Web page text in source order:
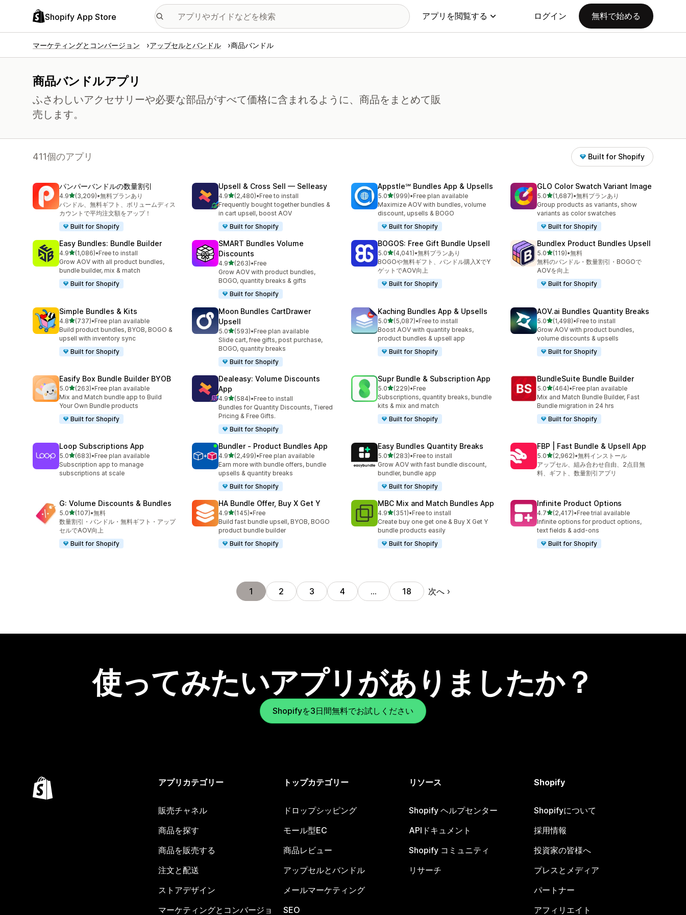
Shopify App Store アプリを閲覧する ログイン 無料で始める
マーケティングとコンバージョン アップセルとバンドル 商品バンドル
商品バンドルアプリ
ふさわしいアクセサリーや必要な部品がすべて価格に含まれるように、商品をまとめて販
売します。
411個のアプリ Built for Shopify
パンパーバンドルの数量割引
4.95つ星中
(3,209)
合計レビュー数：3209件
•無料プランあり
バンドル、無料ギフト、ボリュームディス
カウントで平均注文額をアップ！
Built for Shopify
Upsell & Cross Sell — Selleasy
4.95つ星中
(2,480)
合計レビュー数：2480件
•Free to install
Frequently bought together bundles &
in cart upsell, boost AOV
Built for Shopify
Appstle℠ Bundles App & Upsells
5.05つ星中
(999)
合計レビュー数：999件
•Free plan available
Maximize AOV with bundles, volume
discount, upsells & BOGO
Built for Shopify
GLO Color Swatch Variant Image
5.05つ星中
(1,687)
合計レビュー数：1687件
•無料プランあり
Group products as variants, show
variants as color swatches
Built for Shopify
Easy Bundles: Bundle Builder
4.95つ星中
(1,086)
合計レビュー数：1086件
•Free to install
Grow AOV with all product bundles,
bundle builder, mix & match
Built for Shopify
SMART Bundles Volume
Discounts
4.95つ星中
(263)
合計レビュー数：263件
•Free
Grow AOV with product bundles,
BOGO, quantity breaks & gifts
Built for Shopify
BOGOS: Free Gift Bundle Upsell
5.05つ星中
(4,041)
合計レビュー数：4041件
•無料プランあり
BOGOや無料ギフト、バンドル購入XでY
ゲットでAOV向上
Built for Shopify
Bundlex Product Bundles Upsell
5.05つ星中
(119)
合計レビュー数：119件
•無料
無料のバンドル・数量割引・BOGOで
AOVを向上
Built for Shopify
Simple Bundles & Kits
4.85つ星中
(737)
合計レビュー数：737件
•Free plan available
Build product bundles, BYOB, BOGO &
upsell with inventory sync
Built for Shopify
Moon Bundles CartDrawer
Upsell
5.05つ星中
(593)
合計レビュー数：593件
•Free plan available
Slide cart, free gifts, post purchase,
BOGO, quantity breaks
Built for Shopify
Kaching Bundles App & Upsells
5.05つ星中
(5,087)
合計レビュー数：5087件
•Free to install
Boost AOV with quantity breaks,
product bundles & upsell app
Built for Shopify
AOV.ai Bundles Quantity Breaks
5.05つ星中
(1,498)
合計レビュー数：1498件
•Free to install
Grow AOV with product bundles,
volume discounts & upsells
Built for Shopify
Easify Box Bundle Builder BYOB
5.05つ星中
(263)
合計レビュー数：263件
•Free plan available
Mix and Match bundle app to Build
Your Own Bundle products
Built for Shopify
Dealeasy: Volume Discounts
App
4.95つ星中
(584)
合計レビュー数：584件
•Free to install
Bundles for Quantity Discounts, Tiered
Pricing & Free Gifts.
Built for Shopify
Supr Bundle & Subscription App
5.05つ星中
(229)
合計レビュー数：229件
•Free
Subscriptions, quantity breaks, bundle
kits & mix and match
Built for Shopify
BundleSuite Bundle Builder
5.05つ星中
(464)
合計レビュー数：464件
•Free plan available
Mix and Match Bundle Builder, Fast
Bundle migration in 24 hrs
Built for Shopify
Loop Subscriptions App
5.05つ星中
(683)
合計レビュー数：683件
•Free plan available
Subscription app to manage
subscriptions at scale
Bundler ‑ Product Bundles App
4.95つ星中
(2,499)
合計レビュー数：2499件
•Free plan available
Earn more with bundle offers, bundle
upsells & quantity breaks
Built for Shopify
Easy Bundles Quantity Breaks
5.05つ星中
(283)
合計レビュー数：283件
•Free to install
Grow AOV with fast bundle discount,
bundler, bundle app
Built for Shopify
FBP | Fast Bundle & Upsell App
5.05つ星中
(2,962)
合計レビュー数：2962件
•無料インストール
アップセル、組み合わせ自由、2点目無
料、ギフト、数量割引アプリ
G: Volume Discounts & Bundles
5.05つ星中
(107)
合計レビュー数：107件
•無料
数量割引・バンドル・無料ギフト・アップ
セルでAOV向上
Built for Shopify
HA Bundle Offer, Buy X Get Y
4.95つ星中
(145)
合計レビュー数：145件
•Free
Build fast bundle upsell, BYOB, BOGO
product bundle builder
Built for Shopify
MBC Mix and Match Bundles App
4.95つ星中
(351)
合計レビュー数：351件
•Free to install
Create buy one get one & Buy X Get Y
bundle products easily
Built for Shopify
Infinite Product Options
4.75つ星中
(2,417)
合計レビュー数：2417件
•Free trial available
Infinite options for product options,
text fields & add-ons
Built for Shopify
1 2 3 4 … 18 次へ
使ってみたいアプリがありましたか？
Shopifyを3日間無料でお試しください
アプリカテゴリー
販売チャネル
商品を探す
商品を販売する
注文と配送
ストアデザイン
マーケティングとコンバージョ
トップカテゴリー
ドロップシッピング
モール型EC
商品レビュー
アップセルとバンドル
メールマーケティング
SEO
リソース
Shopify ヘルプセンター
APIドキュメント
Shopify コミュニティ
リサーチ
Shopify
Shopifyについて
採用情報
投資家の皆様へ
プレスとメディア
パートナー
アフィリエイト